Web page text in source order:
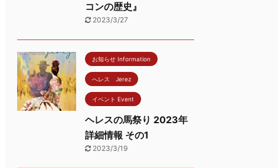
コンの歴史』
2023/3/27
お知らせ Information
へレス Jerez
イベント Event
ヘレスの馬祭り 2023年
詳細情報 その1
2023/3/19